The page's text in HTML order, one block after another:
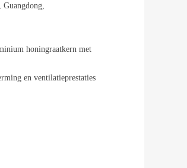
Guangdong,
honingraatkern met
en ventilatieprestaties